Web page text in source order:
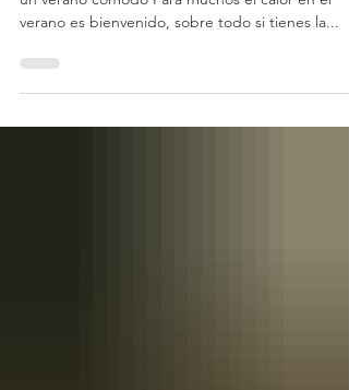
Calor en lipedema y linfedema: Estrategias para
verano es bienvenido, sobre todo si tienes la...